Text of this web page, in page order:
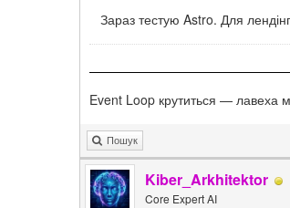
Зараз тестую Astro. Для
Event Loop крутиться — лавеха
Пошук
Kiber_Arkhitektor
Core Expert AI